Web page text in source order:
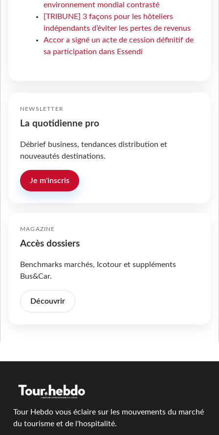
environnement mondial contrasté
[TRIBUNE] 3 façons pour les hôteliers
indépendants d’éviter les pertes de revenus
Accor a signé un acte de cession définitif de
sa participation dans Essendi
NEWSLETTER
La quotidienne pro
Débrief business, tendances distribution et
nouveautés destinations.
Je m'inscris
MAGAZINE
Accès dossiers
Benchmarks marchés, Icotour et suppléments
Bus&Car.
Découvrir
Tour Hebdo vous éclaire sur les mouvements du marché
du tourisme et de l'hospitalité.